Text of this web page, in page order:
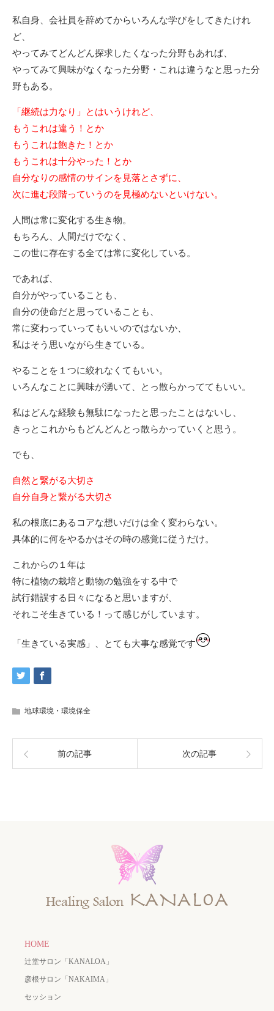
私自身、会社員を辞めてからいろんな学びをしてきたけれ
ど、
やってみてどんどん探求したくなった分野もあれば、
やってみて興味がなくなった分野・これは違うなと思った分
野もある。
「継続は力なり」とはいうけれど、
もうこれは違う！とか
もうこれは飽きた！とか
もうこれは十分やった！とか
自分なりの感情のサインを見落とさずに、
次に進む段階っていうのを見極めないといけない。
人間は常に変化する生き物。
もちろん、人間だけでなく、
この世に存在する全ては常に変化している。
であれば、
自分がやっていることも、
自分の使命だと思っていることも、
常に変わっていってもいいのではないか、
私はそう思いながら生きている。
やることを１つに絞れなくてもいい。
いろんなことに興味が湧いて、とっ散らかっててもいい。
私はどんな経験も無駄になったと思ったことはないし、
きっとこれからもどんどんとっ散らかっていくと思う。
でも、
自然と繋がる大切さ
自分自身と繋がる大切さ
私の根底にあるコアな想いだけは全く変わらない。
具体的に何をやるかはその時の感覚に従うだけ。
これからの１年は
特に植物の栽培と動物の勉強をする中で
試行錯誤する日々になると思いますが、
それこそ生きている！って感じがしています。
「生きている実感」、とても大事な感覚です
地球環境・環境保全
前の記事 次の記事
HOME
辻堂サロン「KANALOA」
彦根サロン「NAKAIMA」
セッション